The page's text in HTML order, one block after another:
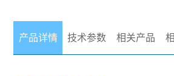
产品详情 技术参数 相关产品